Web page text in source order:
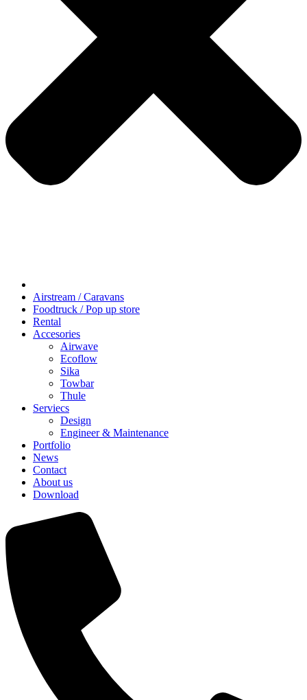
Airstream / Caravans
Foodtruck / Pop up store
Rental
Accesories
Airwave
Ecoflow
Sika
Towbar
Thule
Serviecs
Design
Engineer & Maintenance
Portfolio
News
Contact
About us
Download